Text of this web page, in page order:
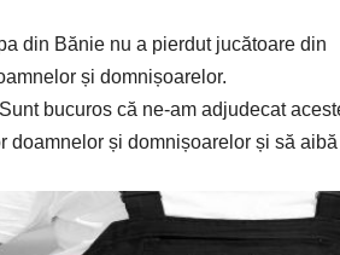
din Bănie nu a pierdut jucătoare din
și domnișoarelor.
bucuros că ne-am adjudecat
doamnelor și domnișoarelor și să